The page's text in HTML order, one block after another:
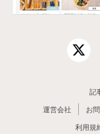
記
運営会社
お
利用規